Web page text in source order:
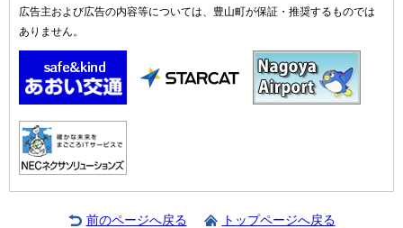
広告主および広告の内容等については、豊山町が保証・推奨するものでは
ありません。
前のページへ戻る トップページへ戻る